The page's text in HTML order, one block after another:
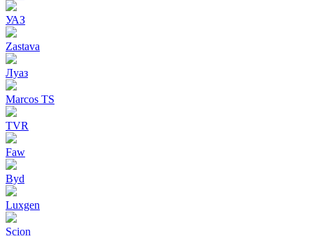
УАЗ
Zastava
Луаз
Marcos TS
TVR
Faw
Byd
Luxgen
Scion